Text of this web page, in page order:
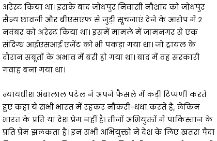
अरेस्ट किया था। इसके बाद जोधपुर निवासी नौशाद को जोधपुर
सैन्य छावनी और बीएसएफ से जुड़ी सूचनाएं देने के आरोप में 2
नवंबर को अरेस्ट किया था। इसमें मामले में जामनगर से एक
संदिग्ध आईएसआई एजेंट को भी पकड़ा गया था। जो ट्रायल के
दौरान सबूतों के अभाव में बरी हो गया था। बाद में वह सरकारी
गवाह बना गया था।
न्यायधीश अंबालाल पटेल ने अपने फैसले में कड़ी टिप्पणी करते
हुए कहा ये सभी भारत में रहकर नौकरी-धंधा करते हैं, लेकिन
भारत के प्रति या देश प्रेम नहीं है। तीनों अभियुक्तों में पाकिस्तान के
प्रति प्रेम झलकता है। इन सभी अभियुक्तों ने देश के लिए खतरा पैदा